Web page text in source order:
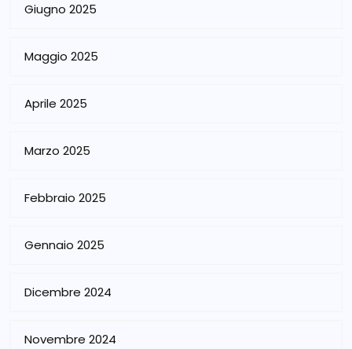
Giugno 2025
Maggio 2025
Aprile 2025
Marzo 2025
Febbraio 2025
Gennaio 2025
Dicembre 2024
Novembre 2024